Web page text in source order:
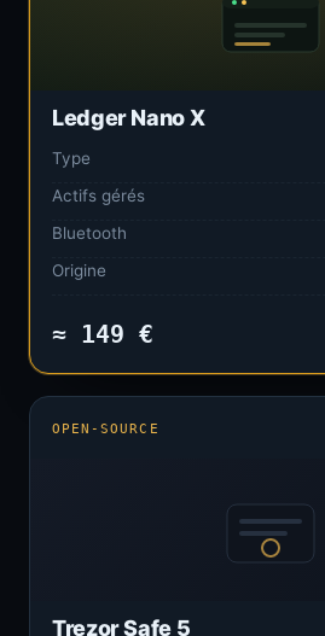
Ledger Nano X
Type
Actifs gérés
Bluetooth
Origine
≈ 149 €
OPEN-SOURCE
Trezor Safe 5